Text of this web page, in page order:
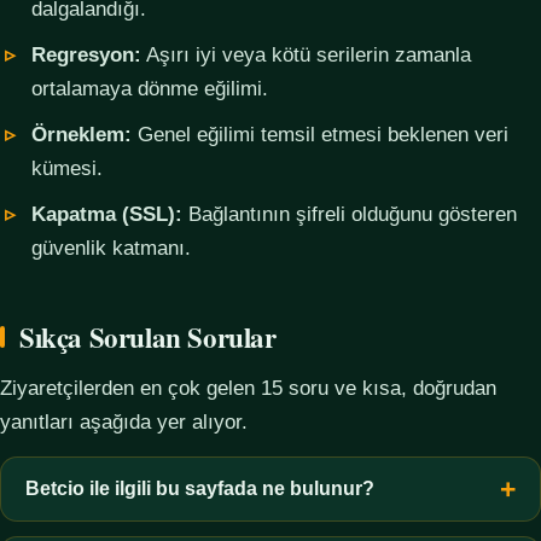
dalgalandığı.
Regresyon: Aşırı iyi veya kötü serilerin zamanla
ortalamaya dönme eğilimi.
Örneklem: Genel eğilimi temsil etmesi beklenen veri
kümesi.
Kapatma (SSL): Bağlantının şifreli olduğunu gösteren
güvenlik katmanı.
Sıkça Sorulan Sorular
Ziyaretçilerden en çok gelen 15 soru ve kısa, doğrudan
yanıtları aşağıda yer alıyor.
Betcio ile ilgili bu sayfada ne bulunur?
Bu sayfada yalnızca kavramsal bilgi, terim açıklamaları, veri